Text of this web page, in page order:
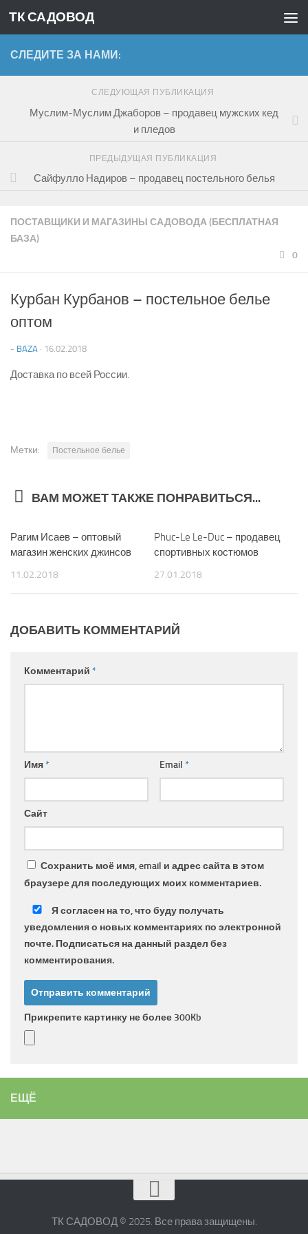
Перейти к содержимому
ТК САДОВОД
ПОСТАВЩИКИ И МАГАЗИНЫ САДОВОДА (БЕСПЛАТНАЯ
БАЗА)
0
Курбан Курбанов – постельное белье
оптом
- BAZA · 16.02.2018
Доставка по всей России.
Метки: Постельное белье
ВАМ МОЖЕТ ТАКЖЕ ПОНРАВИТЬСЯ...
Рагим Исаев – оптовый
магазин женских джинсов
11.02.2018
Phuc-Le Le-Duc – продавец
спортивных костюмов
27.01.2018
ДОБАВИТЬ КОММЕНТАРИЙ
Комментарий *
Имя* Email *
Сайт
Сохранить моё имя, email и адрес сайта в этом
браузере для последующих моих комментариев.
Я согласен на то, что буду получать
уведомления о новых комментариях по электронной
почте. Подписаться на данный раздел без
комментирования.
Прикрепите картинку не более 300Kb
СЛЕДИТЕ ЗА НАМИ:
СЛЕДУЮЩАЯ ПУБЛИКАЦИЯ
Муслим-Муслим Джаборов – продавец мужских кед
и пледов
ПРЕДЫДУЩАЯ ПУБЛИКАЦИЯ
Сайфулло Надиров – продавец постельного белья
ЕЩЁ
ТК САДОВОД © 2025. Все права защищены.